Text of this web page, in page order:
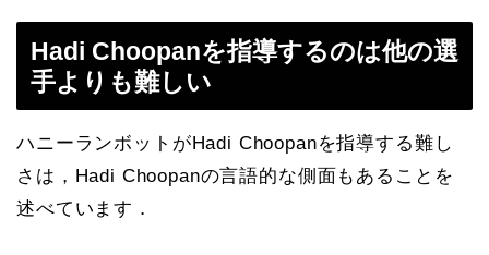
Hadi Choopanを指導するのは他の選
手よりも難しい
ハニーランボットがHadi Choopanを指導する難し
さは，Hadi Choopanの言語的な側面もあることを
述べています．